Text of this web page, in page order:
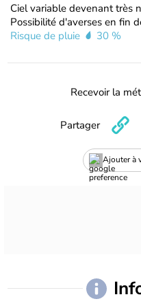
Ciel variable devenant très
Possibilité d'averses en fin
Risque de pluie
30 %
Recevoir la
Ajouter à
Partager